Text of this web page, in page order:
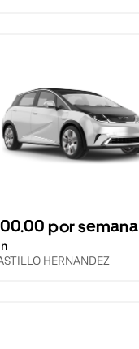
por semana
HERNANDEZ